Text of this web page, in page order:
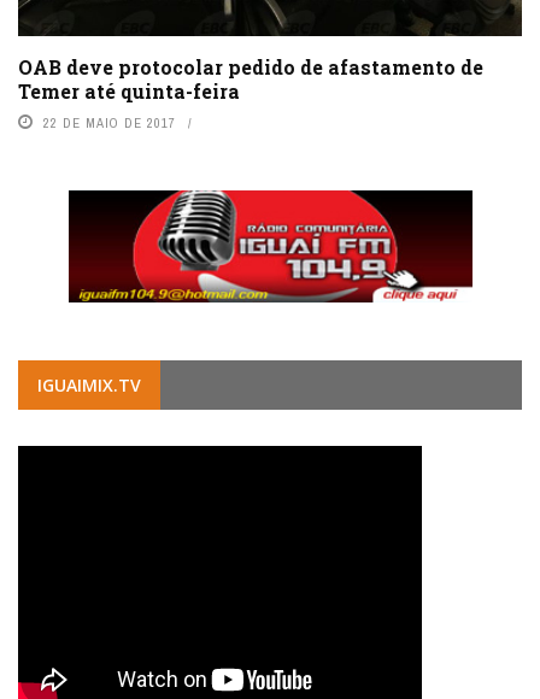
OAB deve protocolar pedido de afastamento de
Temer até quinta-feira
22 DE MAIO DE 2017
IGUAIMIX.TV